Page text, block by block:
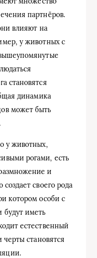
партнёров.
влияют на
у животных с
становятся
динамика
может быть
у животных,
рогами, есть
и
своего рода
котором особи с
иметь
естественный
становятся